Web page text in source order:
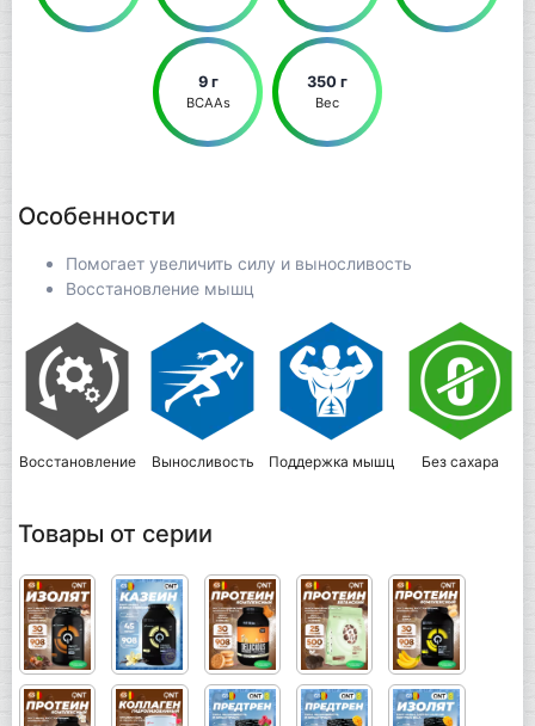
9 г
BCAAs
350 г
Вес
Особенности
Помогает увеличить силу и выносливость
Восстановление мышц
Восстановление Выносливость Поддержка мышц Без сахара
Товары от серии